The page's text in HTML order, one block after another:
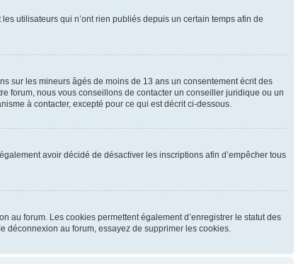
utilisateurs qui n’ont rien publiés depuis un certain temps afin de
sur les mineurs âgés de moins de 13 ans un consentement écrit des
forum, nous vous conseillons de contacter un conseiller juridique ou un
à contacter, excepté pour ce qui est décrit ci-dessous.
avoir décidé de désactiver les inscriptions afin d’empêcher tous
au forum. Les cookies permettent également d’enregistrer le statut des
déconnexion au forum, essayez de supprimer les cookies.